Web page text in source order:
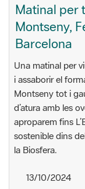
Matinal per
Montseny,
Barcelona
Una matinal per
i assaborir el
Montseny tot i
d’atura amb les
aproparem fins
sostenible dins
la Biosfera.
13/10/2024